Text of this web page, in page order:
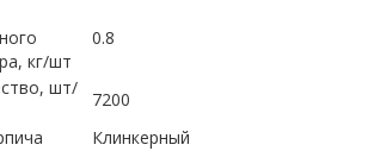
кг/шт
0.8
шт/
7200
Клинкерный